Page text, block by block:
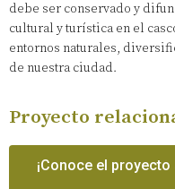
debe ser conservado y
cultural y turística en el
entornos naturales,
de nuestra ciudad.
Proyecto
¡Conoce el